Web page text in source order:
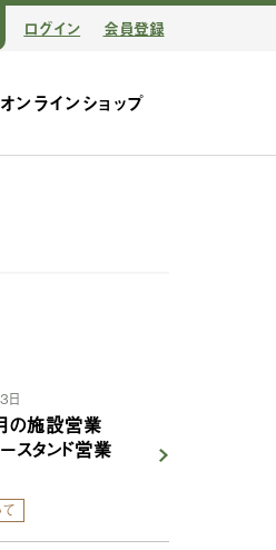
ログイン 会員登録
オンラインショップ
日
施設営業
スタンド営業